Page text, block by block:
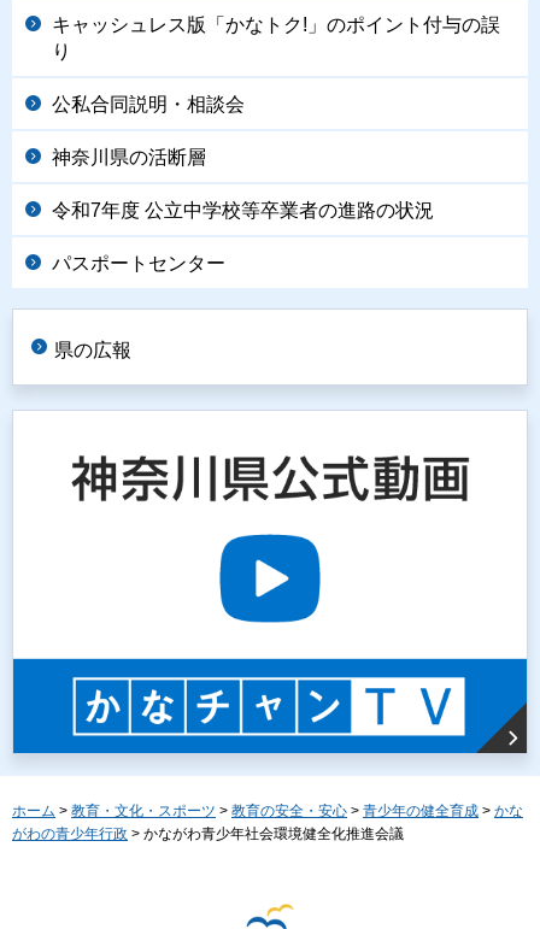
キャッシュレス版「かなトク!」のポイント付与の誤
り
公私合同説明・相談会
神奈川県の活断層
令和7年度 公立中学校等卒業者の進路の状況
パスポートセンター
県の広報
ホーム > 教育・文化・スポーツ > 教育の安全・安心 > 青少年の健全育成 > かな
がわの青少年行政 > かながわ青少年社会環境健全化推進会議